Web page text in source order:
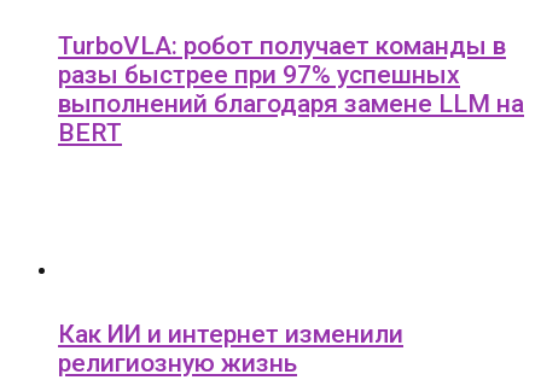
TurboVLA: робот получает команды в
разы быстрее при 97% успешных
выполнений благодаря замене LLM на
BERT
Как ИИ и интернет изменили
религиозную жизнь